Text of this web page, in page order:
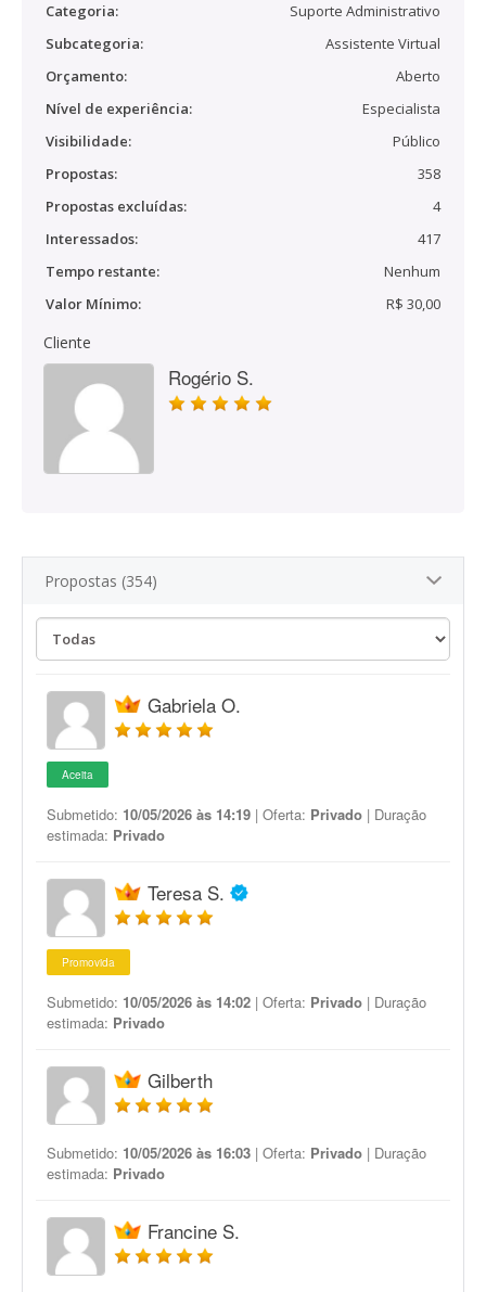
Categoria:
Suporte Administrativo
Subcategoria:
Assistente Virtual
Orçamento:
Aberto
Nível de experiência:
Especialista
Visibilidade:
Público
Propostas:
358
Propostas excluídas:
4
Interessados:
417
Tempo restante:
Nenhum
Valor Mínimo:
R$ 30,00
Cliente
Rogério S.
Propostas (354)
Gabriela O.
Aceita
Submetido: 10/05/2026 às 14:19 | Oferta: Privado | Duração
estimada: Privado
Teresa S.
Promovida
Submetido: 10/05/2026 às 14:02 | Oferta: Privado | Duração
estimada: Privado
Gilberth
Submetido: 10/05/2026 às 16:03 | Oferta: Privado | Duração
estimada: Privado
Francine S.